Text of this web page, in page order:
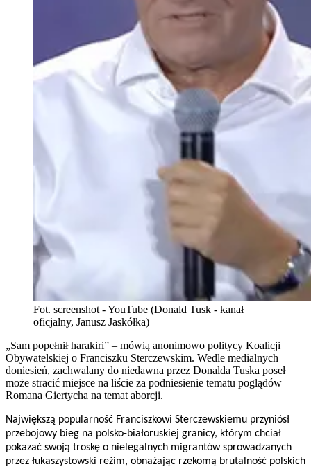
Fot. screenshot - YouTube (Donald Tusk - kanał
oficjalny, Janusz Jaskółka)
„Sam popełnił harakiri” – mówią anonimowo politycy Koalicji
Obywatelskiej o Franciszku Sterczewskim. Wedle medialnych
doniesień, zachwalany do niedawna przez Donalda Tuska poseł
może stracić miejsce na liście za podniesienie tematu poglądów
Romana Giertycha na temat aborcji.
Największą popularność Franciszkowi Sterczewskiemu przyniósł
przebojowy bieg na polsko-białoruskiej granicy, którym chciał
pokazać swoją troskę o nielegalnych migrantów sprowadzanych
przez łukaszystowski reżim, obnażając rzekomą brutalność polskich